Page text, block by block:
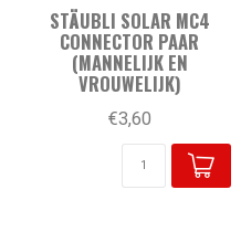
STÄUBLI SOLAR MC4
CONNECTOR PAAR
(MANNELIJK EN
VROUWELIJK)
€3,60